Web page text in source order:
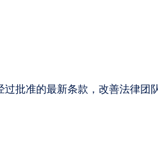
批准的最新条款，改善法律团